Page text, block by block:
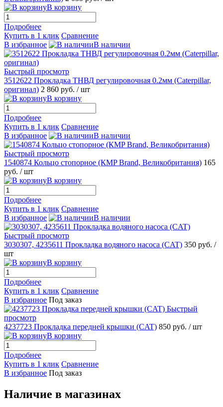
В корзину
Подробнее
Купить в 1 клик Сравнение
В избранное
В наличии
Быстрый просмотр
3512622 Прокладка ТНВД регулировочная 0.2мм (Caterpillar,
оригинал) 2 860 руб. / шт
В корзину
Подробнее
Купить в 1 клик Сравнение
В избранное
В наличии
Быстрый просмотр
1540874 Кольцо стопорное (КMP Brand, Великобритания) 165
руб. / шт
В корзину
Подробнее
Купить в 1 клик Сравнение
В избранное
В наличии
Быстрый просмотр
3030307, 4235611 Прокладка водяного насоса (CAT) 350 руб. /
шт
В корзину
Подробнее
Купить в 1 клик Сравнение
В избранное Под заказ
Быстрый
просмотр
4237723 Прокладка передней крышки (CAT) 850 руб. / шт
В корзину
Подробнее
Купить в 1 клик Сравнение
В избранное Под заказ
Наличие в магазинах